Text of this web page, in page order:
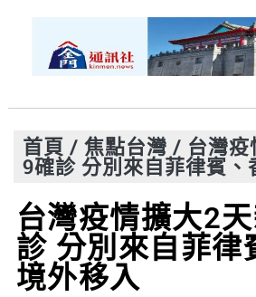
首頁 / 焦點台灣 / 台灣
9確診 分別來自菲律賓、
台灣疫情擴大2
診 分別來自菲律
境外移入